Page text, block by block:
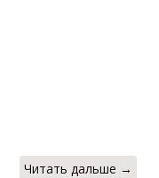
Читать дальше →